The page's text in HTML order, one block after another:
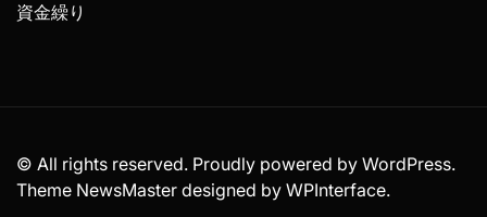
資金繰り
© All rights reserved. Proudly powered by WordPress.
Theme NewsMaster designed by WPInterface.